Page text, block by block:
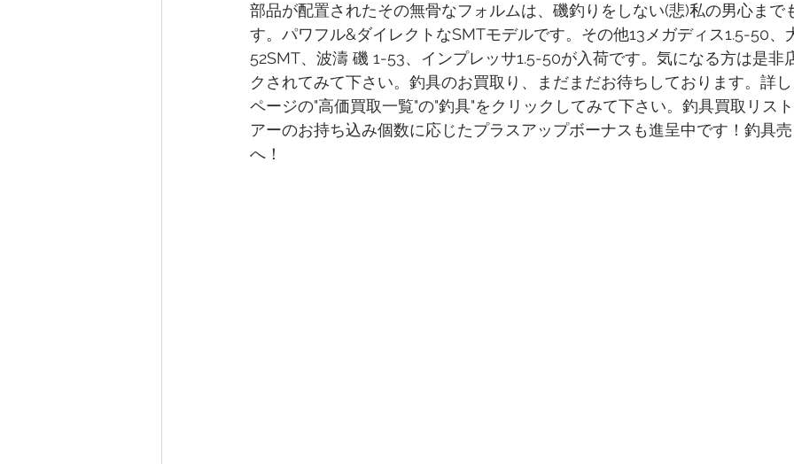
部品が配置されたその無骨なフォルムは、磯釣りをしない(悲)私の男心まで
す。パワフル&ダイレクトなSMTモデルです。その他13メガディス1.5-50、
52SMT、波濤 磯 1-53、インプレッサ1.5-50が入荷です。気になる方は是非
クされてみて下さい。釣具のお買取り、まだまだお待ちしております。詳
ページの"高価買取一覧"の"釣具"をクリックしてみて下さい。釣具買取リス
アーのお持ち込み個数に応じたプラスアップボーナスも進呈中です！釣具
へ！